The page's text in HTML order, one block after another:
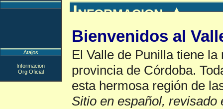
Informacion▲
Bienvenidos al
El Valle de Punilla tiene
provincia de Córdoba.
esta hermosa región de
Sitio en español, revisado
Atajos
Informacion
Org Oficial